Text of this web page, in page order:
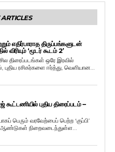
எதிர்பாராத திருப்பங்களுடன்
‘மூடர் கூடம் 2’
திரைப்படங்கள் ஒரே இரவில்
ரசிகர்களை ஈர்த்து, வெளியான...
புதிய திரைப்படம் –
பெரும் வரவேற்பைப் பெற்ற ‘குப்பி’
ஆண்டுகள் நிறைவடைந்துள்ள...